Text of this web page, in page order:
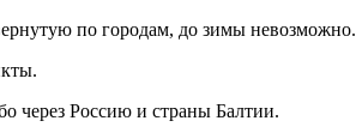
по городам, до зимы невозможно.
через Россию и страны Балтии.